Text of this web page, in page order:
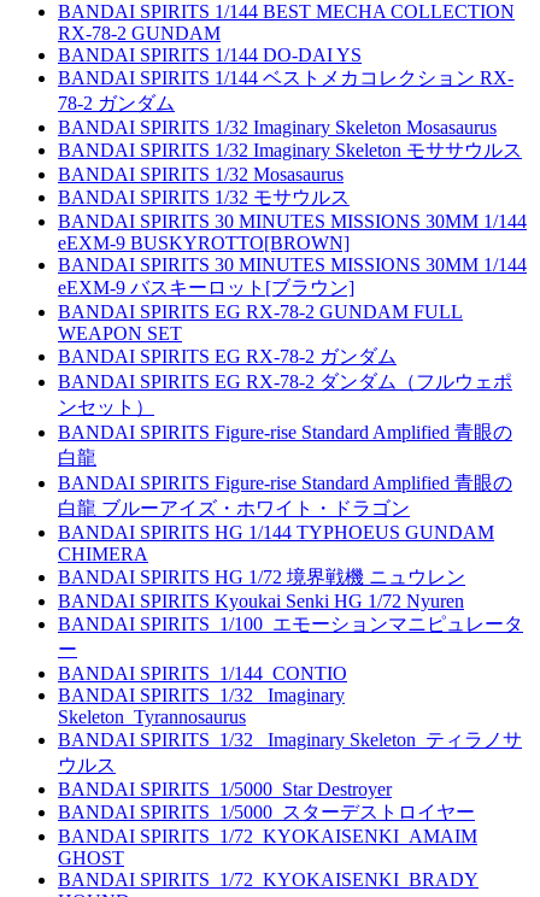
BANDAI SPIRITS 1/144 BEST MECHA COLLECTION
RX-78-2 GUNDAM
BANDAI SPIRITS 1/144 DO-DAI YS
BANDAI SPIRITS 1/144 ベストメカコレクション RX-
78-2 ガンダム
BANDAI SPIRITS 1/32 Imaginary Skeleton Mosasaurus
BANDAI SPIRITS 1/32 Imaginary Skeleton モササウルス
BANDAI SPIRITS 1/32 Mosasaurus
BANDAI SPIRITS 1/32 モサウルス
BANDAI SPIRITS 30 MINUTES MISSIONS 30MM 1/144
eEXM-9 BUSKYROTTO[BROWN]
BANDAI SPIRITS 30 MINUTES MISSIONS 30MM 1/144
eEXM-9 バスキーロット[ブラウン]
BANDAI SPIRITS EG RX-78-2 GUNDAM FULL
WEAPON SET
BANDAI SPIRITS EG RX-78-2 ガンダム
BANDAI SPIRITS EG RX-78-2 ダンダム（フルウェポ
ンセット）
BANDAI SPIRITS Figure-rise Standard Amplified 青眼の
白龍
BANDAI SPIRITS Figure-rise Standard Amplified 青眼の
白龍 ブルーアイズ・ホワイト・ドラゴン
BANDAI SPIRITS HG 1/144 TYPHOEUS GUNDAM
CHIMERA
BANDAI SPIRITS HG 1/72 境界戦機 ニュウレン
BANDAI SPIRITS Kyoukai Senki HG 1/72 Nyuren
BANDAI SPIRITS_1/100_エモーションマニピュレータ
ー
BANDAI SPIRITS_1/144_CONTIO
BANDAI SPIRITS_1/32_ Imaginary
Skeleton_Tyrannosaurus
BANDAI SPIRITS_1/32_ Imaginary Skeleton_ティラノサ
ウルス
BANDAI SPIRITS_1/5000_Star Destroyer
BANDAI SPIRITS_1/5000_スターデストロイヤー
BANDAI SPIRITS_1/72_KYOKAISENKI_AMAIM
GHOST
BANDAI SPIRITS_1/72_KYOKAISENKI_BRADY